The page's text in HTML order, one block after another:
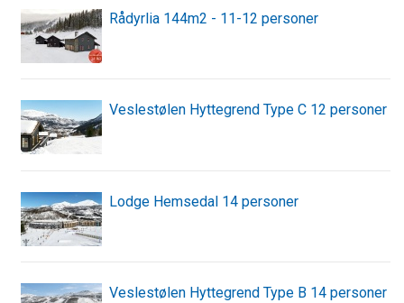
Rådyrlia 144m2 - 11-12 personer
Veslestølen Hyttegrend Type C 12 personer
Lodge Hemsedal 14 personer
Veslestølen Hyttegrend Type B 14 personer